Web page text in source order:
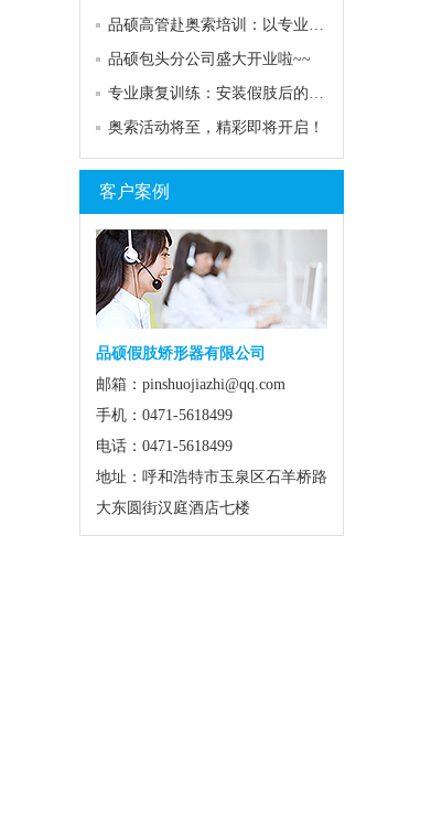
品硕高管赴奥索培训：以专业赋能，共探康复服务高度
品硕包头分公司盛大开业啦~~
专业康复训练：安装假肢后的关键助力
奥索活动将至，精彩即将开启！
客户案例
品硕假肢矫形器有限公司
邮箱：pinshuojiazhi@qq.com
手机：0471-5618499
电话：0471-5618499
地址：呼和浩特市玉泉区石羊桥路
大东圆街汉庭酒店七楼